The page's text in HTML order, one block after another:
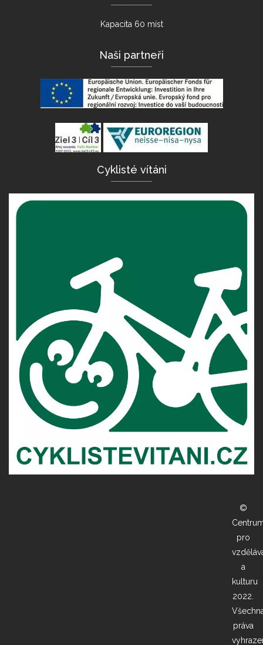
Kapacita 60 míst
Naši partneři
Cyklisté vítáni
©
pro
a
kulturu
2022.
práva